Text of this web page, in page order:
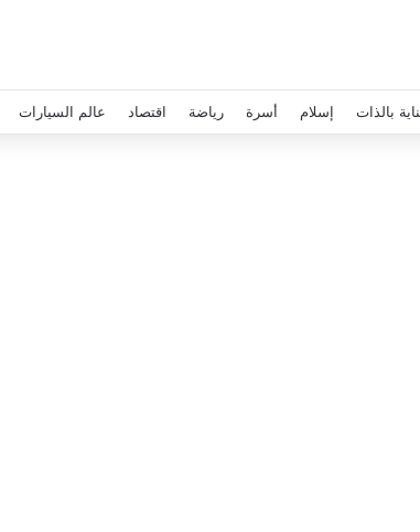
بالذات إسلام أسرة رياضة اقتصاد عالم السيارات